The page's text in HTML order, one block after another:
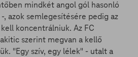
mindkét angol gól hasonló
azok semlegesítésére pedig az
koncentrálniuk. Az FC
szerint megvan a kellő
"Egy szív, egy lélek" - utalt a